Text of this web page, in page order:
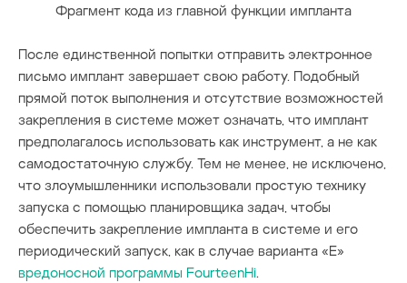
Фрагмент кода из главной функции импланта
После единственной попытки отправить электронное
письмо имплант завершает свою работу. Подобный
прямой поток выполнения и отсутствие возможностей
закрепления в системе может означать, что имплант
предполагалось использовать как инструмент, а не как
самодостаточную службу. Тем не менее, не исключено,
что злоумышленники использовали простую технику
запуска с помощью планировщика задач, чтобы
обеспечить закрепление импланта в системе и его
периодический запуск, как в случае варианта «E»
вредоносной программы FourteenHi.